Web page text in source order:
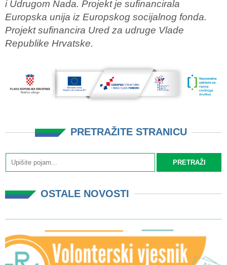
i Udrugom Nada. Projekt je sufinancirala
Europska unija iz Europskog socijalnog fonda.
Projekt sufinancira Ured za udruge Vlade
Republike Hrvatske.
PRETRAŽITE STRANICU
OSTALE NOVOSTI